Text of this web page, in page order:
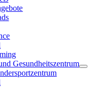
Gesundheitszentrum